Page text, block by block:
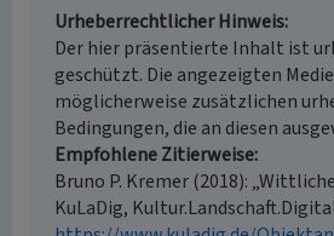
Urheberrechtlicher Hinweis
Der hier präsentierte Inhalt ist
geschützt. Die angezeigten
möglicherweise zusätzlichen
Bedingungen, die an diesen
Empfohlene Zitierweise
Bruno P. Kremer (2018):
KuLaDig,